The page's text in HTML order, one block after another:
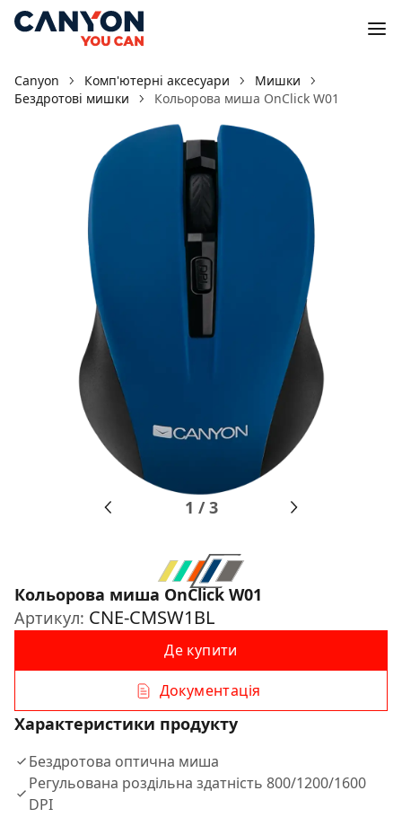
Canyon Комп'ютерні аксесуари
Мишки
Бездротові мишки
Кольорова миша OnClick W01
1 /3
Кольорова миша OnClick W01
Артикул: CNE-CMSW1BL
Де купити
Документація
Характеристики продукту
Бездротова оптична миша
Регульована роздільна здатність 800/1200/1600
DPI